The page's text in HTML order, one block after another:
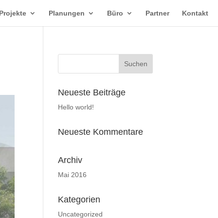
Planungen Büro Partner Kontakt
Neueste Beiträge
Hello world!
Neueste Kommentare
Archiv
Mai 2016
Kategorien
Uncategorized